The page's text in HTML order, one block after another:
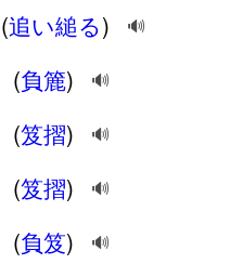
(追い縋る) 🔊
(負簏) 🔊
(笈摺) 🔊
(笈摺) 🔊
(負笈) 🔊